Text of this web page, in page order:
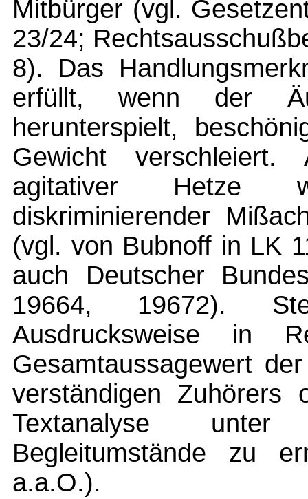
Mitbürger (vgl.
23/24;
8). Das
erfüllt, wenn der
herunterspielt,
Gewicht verschleiert.
agitativer Hetze
diskriminierender
(vgl. von Bubnoff in LK
auch Deutscher
19664, 19672).
Ausdrucksweise in
Gesamtaussagewert
verständigen Zuhörers
Textanalyse unter
Begleitumstände zu
a.a.O.).